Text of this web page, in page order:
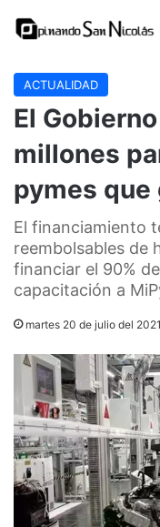
ACTUALIDAD
El
millones
pymes que
El financiamiento
reembolsables de
financiar el 90%
capacitación a
martes 20 de julio del 2021